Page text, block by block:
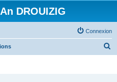
DROUIZIG
Connexion